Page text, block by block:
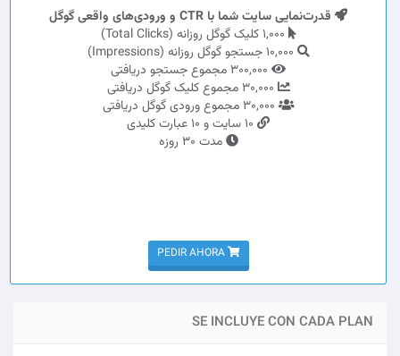
قدرت‌نمایی سایت شما با CTR و ورودی‌های واقعی گوگل
مدت 30 روزه
PEDIR AHORA
SE INCLUYE CON CADA PLAN